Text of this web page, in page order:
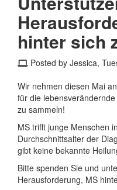
hinter sich
Posted by Jessica,
Wir nehmen diesen Mai
für die
zu sammeln!
MS trifft junge Menschen
Durchschnittsalter der
gibt keine bekannte
Bitte spenden Sie und
Herausforderung, MS